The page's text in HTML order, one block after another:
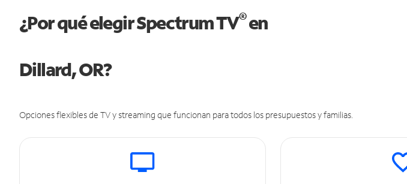
¿Por qué elegir Spectrum TV®en
Dillard, OR?
Opciones flexibles de TV y streaming que funcionan para todos los presupuestos y familias.